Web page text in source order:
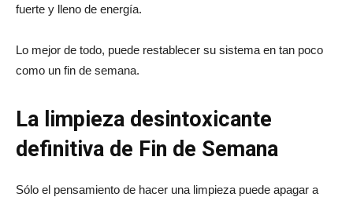
fuerte y lleno de energía.
Lo mejor de todo, puede restablecer su sistema en tan poco
como un fin de semana.
La limpieza desintoxicante
definitiva de Fin de Semana
Sólo el pensamiento de hacer una limpieza puede apagar a